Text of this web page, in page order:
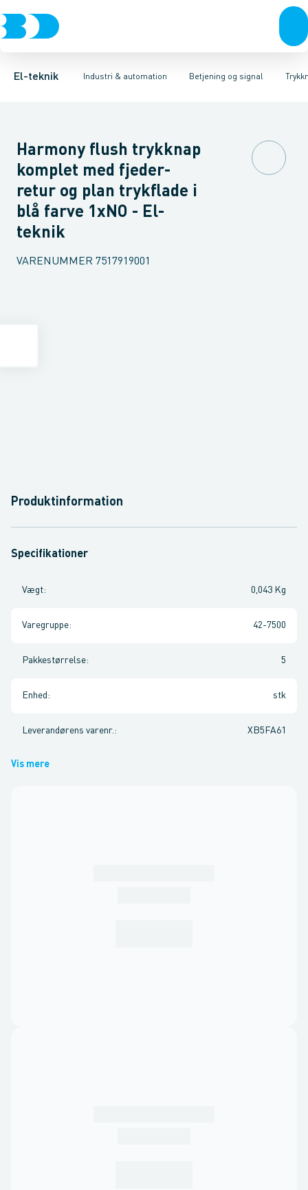
El-teknik Industri & automation
Afbrydere, stikkontakter & lampeudtagForgreningsmateriel
Betjening og signal
Industristiksystemer Frekvensomformere og softstartere
TrykknaphovedLystårn element, optiskTilslutningsmodul
Harmony flush trykknap
komplet med fjeder-
retur og plan trykflade i
blå farve 1xNO - El-
teknik
VARENUMMER 7517919001
Produktinformation
Specifikationer
Vægt: 0,043 Kg
Varegruppe: 42-7500
Pakkestørrelse: 5
Enhed : stk
Leverandørens varenr. : XB5FA61
Vis mere